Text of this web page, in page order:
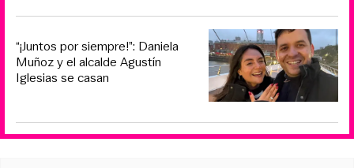
“¡Juntos por siempre!”: Daniela
Muñoz y el alcalde Agustín
Iglesias se casan